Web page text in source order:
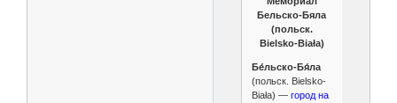
Бельско-Бяла
(польск.
Bielsko-Biała)
Бе́льско-Бя́ла
(польск. Bielsko-
Biała) — город на